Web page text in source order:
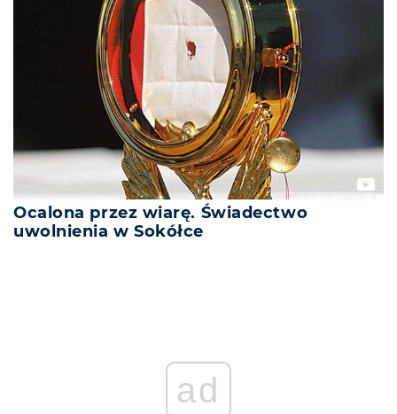
Ocalona przez wiarę. Świadectwo
uwolnienia w Sokółce
ad